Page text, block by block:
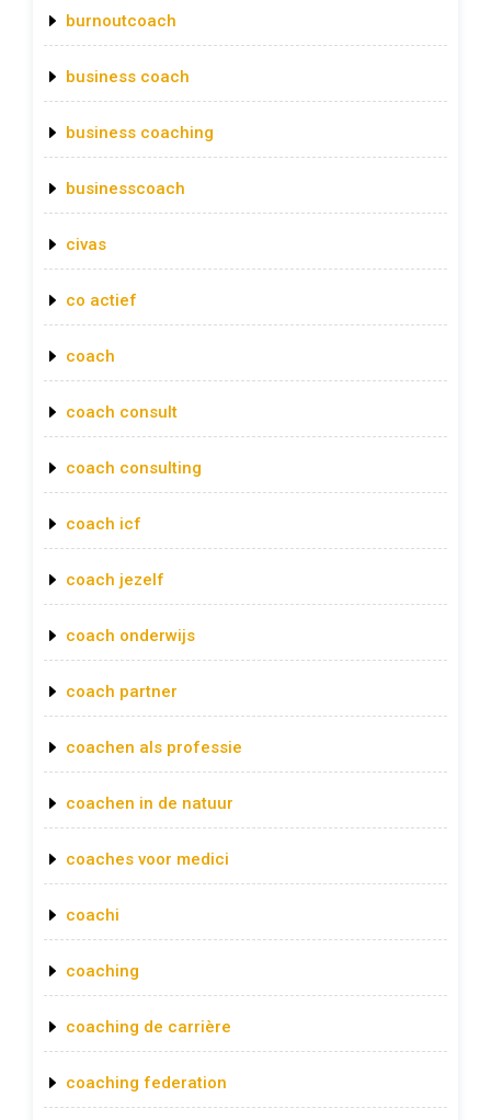
burnoutcoach
business coach
business coaching
businesscoach
civas
co actief
coach
coach consult
coach consulting
coach icf
coach jezelf
coach onderwijs
coach partner
coachen als professie
coachen in de natuur
coaches voor medici
coachi
coaching
coaching de carrière
coaching federation